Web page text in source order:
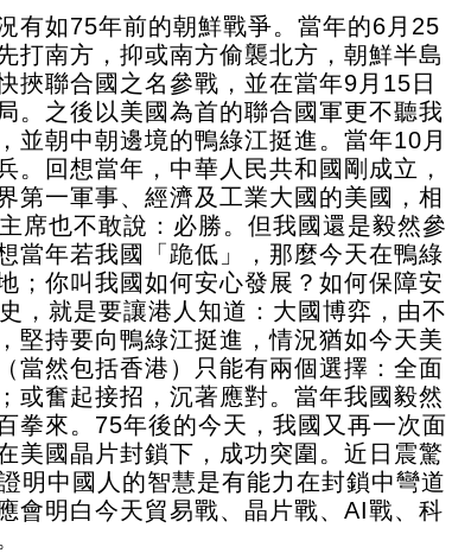
有如75年前的朝鮮戰爭。當年的6月25
打南方，抑或南方偷襲北方，朝鮮半島
挾聯合國之名參戰，並在當年9月15日
。之後以美國為首的聯合國軍更不聽我
並朝中朝邊境的鴨綠江挺進。當年10月
。回想當年，中華人民共和國剛成立，
第一軍事、經濟及工業大國的美國，相
席也不敢說：必勝。但我國還是毅然參
當年若我國「跪低」，那麼今天在鴨綠
；你叫我國如何安心發展？如何保障安
，就是要讓港人知道：大國博弈，由不
堅持要向鴨綠江挺進，情況猶如今天美
當然包括香港）只能有兩個選擇：全面
或奮起接招，沉著應對。當年我國毅然
拳來。75年後的今天，我國又再一次面
美國晶片封鎖下，成功突圍。近日震驚
明中國人的智慧是有能力在封鎖中彎道
會明白今天貿易戰、晶片戰、AI戰、科